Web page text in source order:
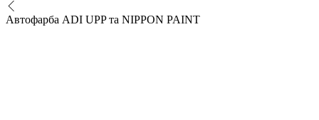
Автофарба ADI UPP та NIPPON PAINT